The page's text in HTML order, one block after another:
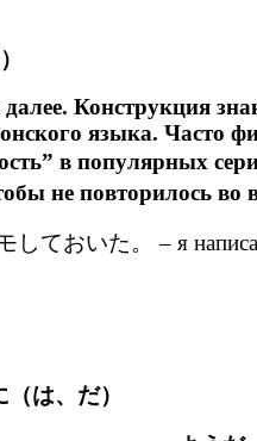
Конструкция
языка. Часто
в популярных
не повторилось во
ておいた。 – я
は、だ）